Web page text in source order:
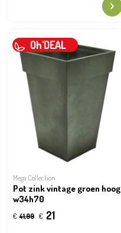
Oh'DEAL
Mega Collection
Pot zink vintage groen hoog
w34h70
€ 41,99 € 21